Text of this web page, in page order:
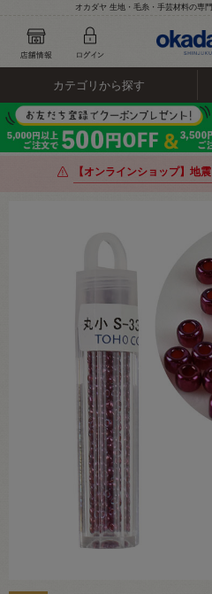
オカダヤ 生地・毛糸・手芸材料の専
カテゴリから探す
【オンラインショップ】地